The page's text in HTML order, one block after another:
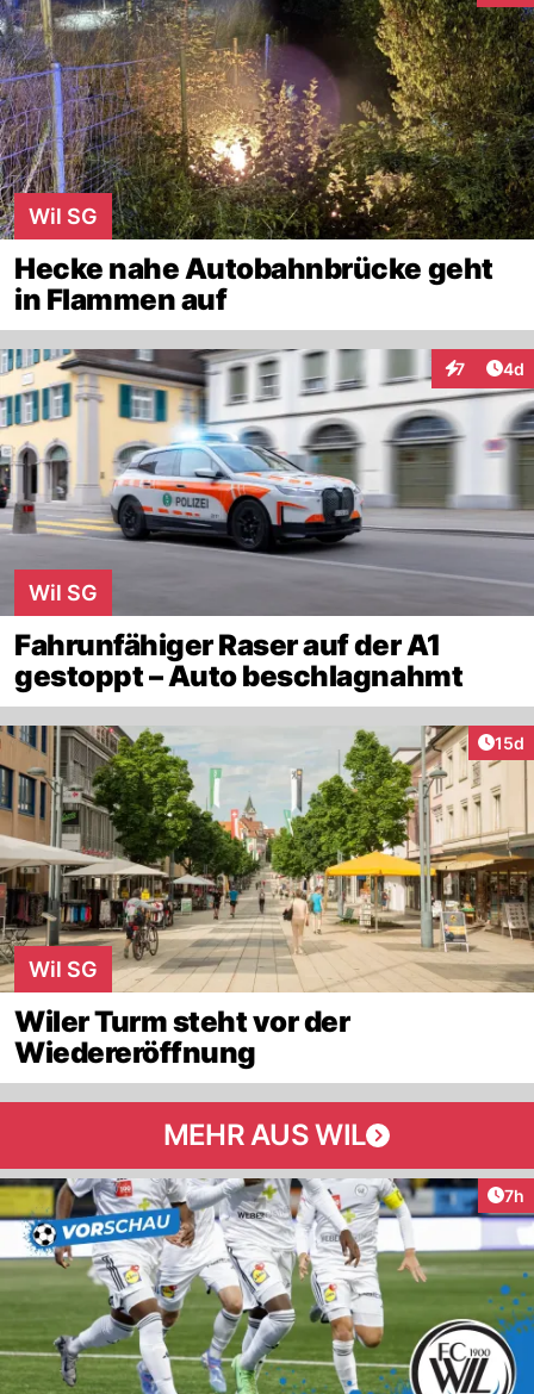
Wil SG
Hecke nahe Autobahnbrücke geht
in Flammen auf
7 4d
Wil SG
Fahrunfähiger Raser auf der A1
gestoppt – Auto beschlagnahmt
15d
Wil SG
Wiler Turm steht vor der
Wiedereröffnung
MEHR AUS WIL
7h